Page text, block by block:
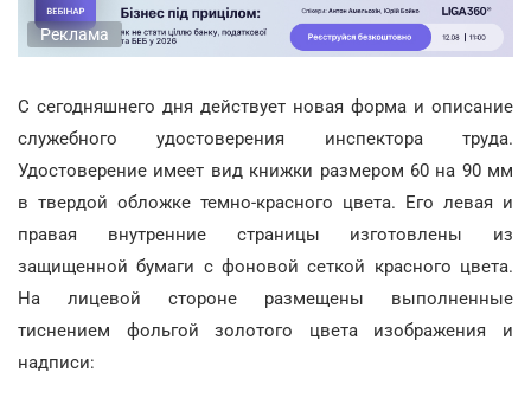
Реклама
С сегодняшнего дня действует новая форма и описание
служебного удостоверения инспектора труда.
Удостоверение имеет вид книжки размером 60 на 90 мм
в твердой обложке темно-красного цвета. Его левая и
правая внутренние страницы изготовлены из
защищенной бумаги с фоновой сеткой красного цвета.
На лицевой стороне размещены выполненные
тиснением фольгой золотого цвета изображения и
надписи: